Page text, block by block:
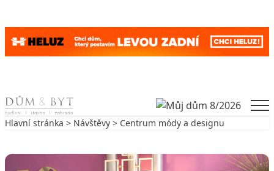
Skip to content
Hlavní stránka > Návštěvy > Centrum módy a designu